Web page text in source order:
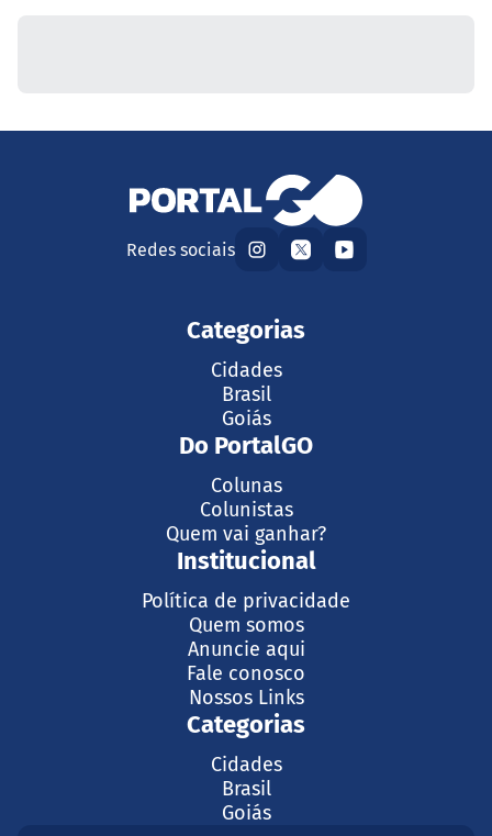
Redes sociais
Categorias
Cidades
Brasil
Goiás
Do PortalGO
Colunas
Colunistas
Quem vai ganhar?
Institucional
Política de privacidade
Quem somos
Anuncie aqui
Fale conosco
Nossos Links
Categorias
Cidades
Brasil
Goiás